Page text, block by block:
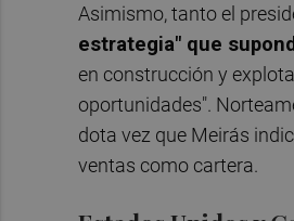
Asimismo, tanto el
estrategia" que
en construcción y
oportunidades".
dota vez que Meirás
ventas como cartera.